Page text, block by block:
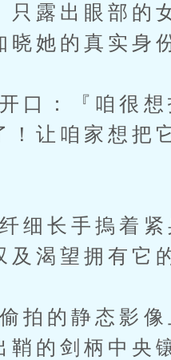
只露出眼部的
她的真实身
：『咱很想
让咱家想把
长手摀着紧
渴望拥有它
的静态影像
的剑柄中央